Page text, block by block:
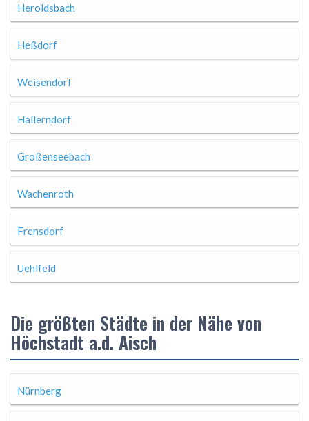
Heroldsbach
Heßdorf
Weisendorf
Hallerndorf
Großenseebach
Wachenroth
Frensdorf
Uehlfeld
Die größten Städte in der Nähe von
Höchstadt a.d. Aisch
Nürnberg